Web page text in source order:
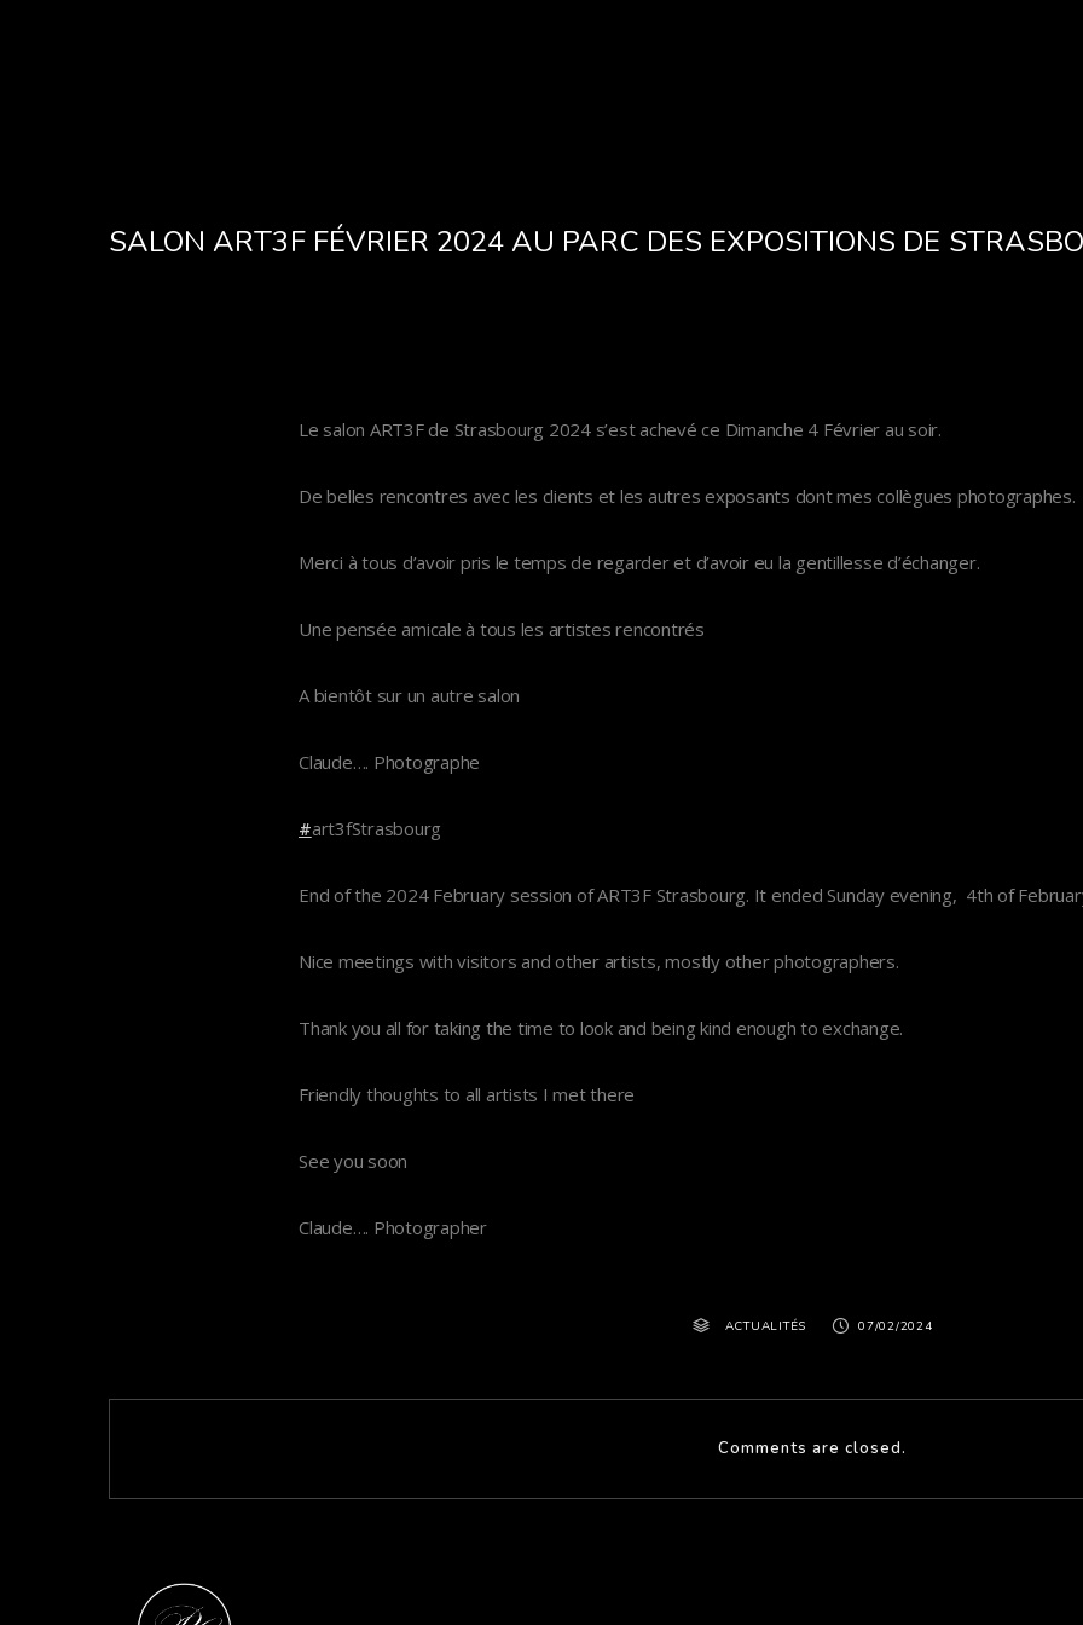
SALON ART3F FÉVRIER 2024 AU PARC DES EXPOSITIONS DE
Le salon ART3F de Strasbourg 2024 s’est achevé ce Dimanche 4 Février au soir.
De belles rencontres avec les clients et les autres exposants dont mes collègues photographes.
Merci à tous d’avoir pris le temps de regarder et d’avoir eu la gentillesse d’échanger.
Une pensée amicale à tous les artistes rencontrés
A bientôt sur un autre salon
Claude…. Photographe
#art3fStrasbourg
End of the 2024 February session of ART3F Strasbourg. It ended Sunday evening, 4th of
Nice meetings with visitors and other artists, mostly other photographers.
Thank you all for taking the time to look and being kind enough to exchange.
Friendly thoughts to all artists I met there
See you soon
Claude…. Photographer
ACTUALITÉS 07/02/2024
Comments are closed.